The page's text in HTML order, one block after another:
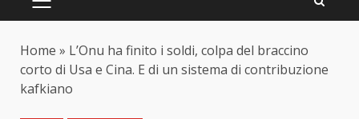
PRIMARY
Home » L’Onu ha finito i soldi, colpa del braccino
corto di Usa e Cina. E di un sistema di contribuzione
kafkiano